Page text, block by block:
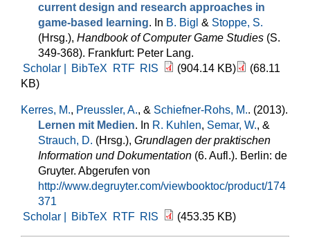
current design and research approaches in
game-based learning. In B. Bigl & Stoppe, S.
(Hrsg.), Handbook of Computer Game Studies (S.
349-368). Frankfurt: Peter Lang.
Scholar |
BibTeX RTF RIS (904.14 KB)
(68.11
KB)
Kerres, M., Preussler, A., & Schiefner-Rohs, M.. (2013).
Lernen mit Medien. In R. Kuhlen, Semar, W., &
Strauch, D. (Hrsg.), Grundlagen der praktischen
Information und Dokumentation (6. Aufl.). Berlin: de
Gruyter. Abgerufen von
http://www.degruyter.com/viewbooktoc/product/174
371
Scholar |
BibTeX RTF RIS (453.35 KB)